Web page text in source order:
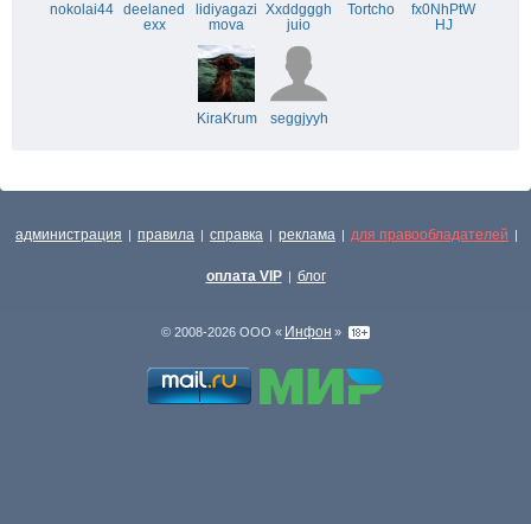
nokolai44 deelaned
exx
lidiyagazi
mova
Xxddgggh
juio
Tortcho
fx0NhPtW
HJ
KiraKrum seggjyyh
администрация | правила | справка | реклама | для правообладателей |
оплата VIP | блог
© 2008-2026 ООО « Инфон »